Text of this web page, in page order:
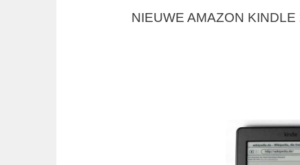
NIEUWE AMAZON